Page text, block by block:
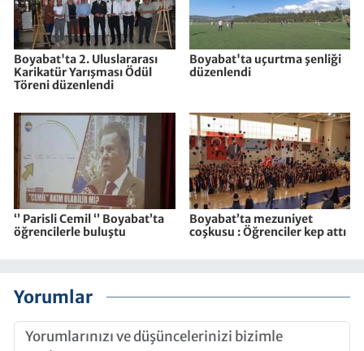
Boyabat'ta 2. Uluslararası
Karikatür Yarışması Ödül
Töreni düzenlendi
Boyabat'ta uçurtma şenliği
düzenlendi
‘’ Parisli Cemil ‘’ Boyabat’ta
öğrencilerle buluştu
Boyabat’ta mezuniyet
coşkusu : Öğrenciler kep attı
Yorumlar